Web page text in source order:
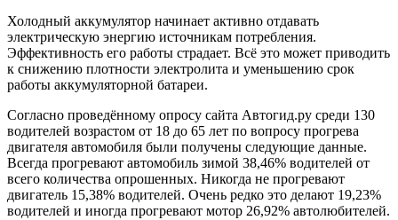
Холодный аккумулятор начинает активно отдавать
электрическую энергию источникам потребления.
Эффективность его работы страдает. Всё это может приводить
к снижению плотности электролита и уменьшению срок
работы аккумуляторной батареи.
Согласно проведённому опросу сайта Автогид.ру среди 130
водителей возрастом от 18 до 65 лет по вопросу прогрева
двигателя автомобиля были получены следующие данные.
Всегда прогревают автомобиль зимой 38,46% водителей от
всего количества опрошенных. Никогда не прогревают
двигатель 15,38% водителей. Очень редко это делают 19,23%
водителей и иногда прогревают мотор 26,92% автолюбителей.